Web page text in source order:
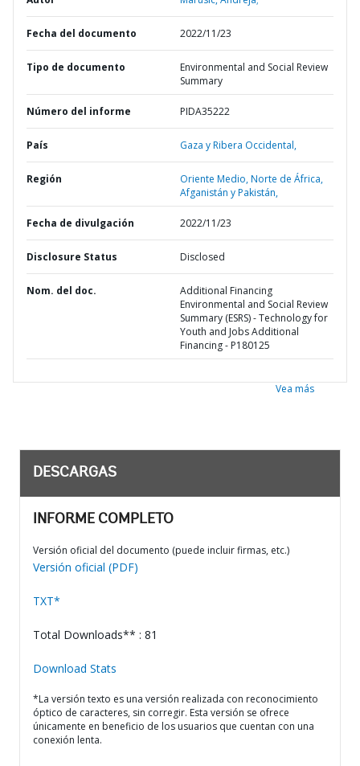
Fecha del documento 2022/11/23
Tipo de documento
Environmental and Social Review
Summary
Número del informe PIDA35222
País Gaza y Ribera Occidental,
Región
Oriente Medio, Norte de África,
Afganistán y Pakistán,
Fecha de divulgación 2022/11/23
Disclosure Status Disclosed
Nom. del doc.
Additional Financing
Environmental and Social Review
Summary (ESRS) - Technology for
Youth and Jobs Additional
Financing - P180125
Vea más
DESCARGAS
INFORME COMPLETO
Versión oficial del documento (puede incluir firmas, etc.)
Versión oficial (PDF)
TXT*
Total Downloads** : 81
Download Stats
*La versión texto es una versión realizada con reconocimiento
óptico de caracteres, sin corregir. Esta versión se ofrece
únicamente en beneficio de los usuarios que cuentan con una
conexión lenta.